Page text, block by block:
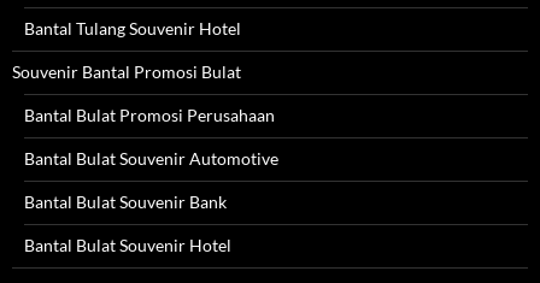
Bantal Tulang Souvenir Hotel
Souvenir Bantal Promosi Bulat
Bantal Bulat Promosi Perusahaan
Bantal Bulat Souvenir Automotive
Bantal Bulat Souvenir Bank
Bantal Bulat Souvenir Hotel